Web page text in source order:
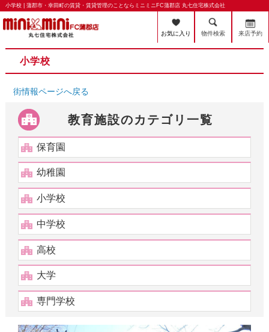
小学校 | 蒲郡市・幸田町の賃貸・賃貸管理のことならミニミニFC蒲郡店 丸七住宅株式会社
お気に入り 物件検索 来店予約
小学校
街情報ページへ戻る
教育施設のカテゴリ一覧
保育園
幼稚園
小学校
中学校
高校
大学
専門学校